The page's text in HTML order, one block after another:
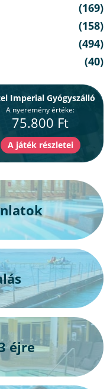
(169)
(158)
(494)
(40)
Imperial Gyógyszálló
A nyeremény értéke:
75.800 Ft
éjre